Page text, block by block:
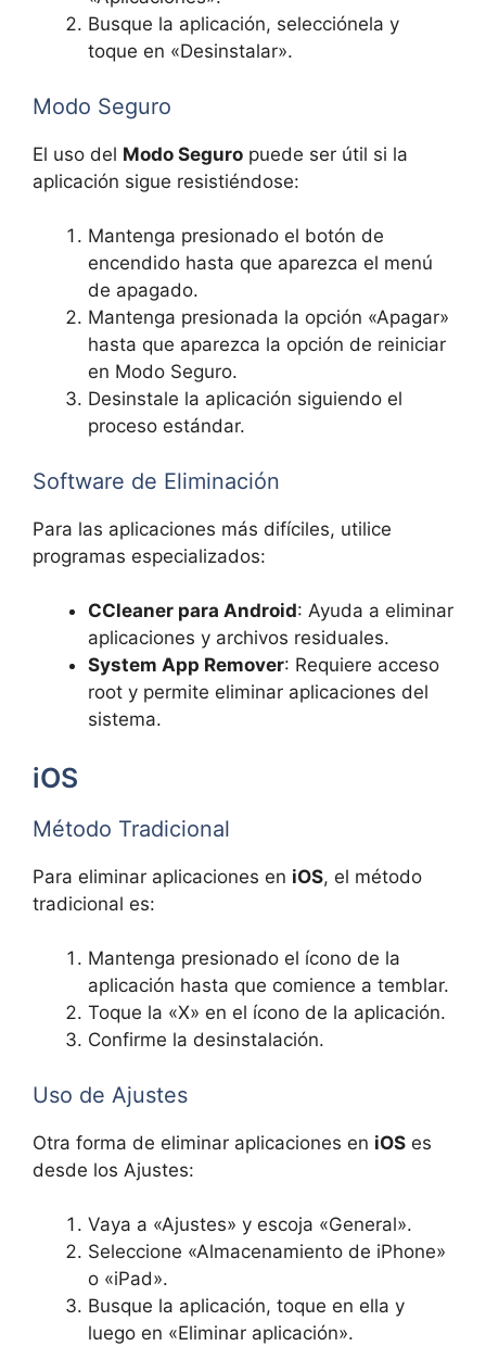
Busque la aplicación, selecciónela y
toque en «Desinstalar».
Modo Seguro
El uso del Modo Seguro puede ser útil si la
aplicación sigue resistiéndose:
Mantenga presionado el botón de
encendido hasta que aparezca el menú
de apagado.
Mantenga presionada la opción «Apagar»
hasta que aparezca la opción de reiniciar
en Modo Seguro.
Desinstale la aplicación siguiendo el
proceso estándar.
Software de Eliminación
Para las aplicaciones más difíciles, utilice
programas especializados:
CCleaner para Android: Ayuda a eliminar
aplicaciones y archivos residuales.
System App Remover: Requiere acceso
root y permite eliminar aplicaciones del
sistema.
iOS
Método Tradicional
Para eliminar aplicaciones en iOS, el método
tradicional es:
Mantenga presionado el ícono de la
aplicación hasta que comience a temblar.
Toque la «X» en el ícono de la aplicación.
Confirme la desinstalación.
Uso de Ajustes
Otra forma de eliminar aplicaciones en iOS es
desde los Ajustes:
Vaya a «Ajustes» y escoja «General».
Seleccione «Almacenamiento de iPhone»
o «iPad».
Busque la aplicación, toque en ella y
luego en «Eliminar aplicación».